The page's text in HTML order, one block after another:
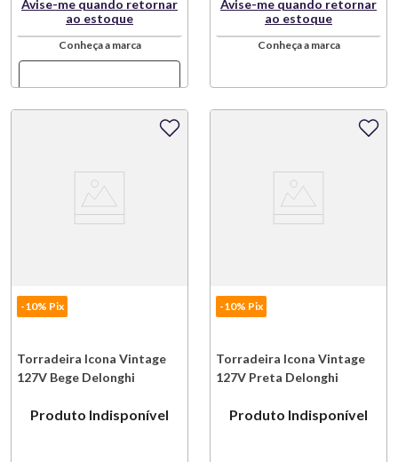
Avise-me quando retornar
ao estoque
Conheça a marca
Avise-me quando retornar
ao estoque
Conheça a marca
-10% Pix
Torradeira Icona Vintage
127V Bege Delonghi
Produto Indisponível
-10% Pix
Torradeira Icona Vintage
127V Preta Delonghi
Produto Indisponível